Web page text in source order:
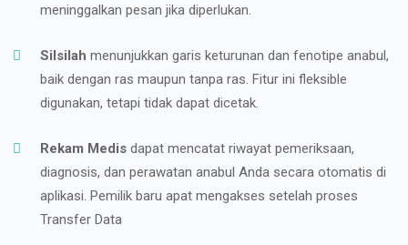
meninggalkan pesan jika diperlukan.
Silsilah menunjukkan garis keturunan dan fenotipe anabul,
baik dengan ras maupun tanpa ras. Fitur ini fleksible
digunakan, tetapi tidak dapat dicetak.
Rekam Medis dapat mencatat riwayat pemeriksaan,
diagnosis, dan perawatan anabul Anda secara otomatis di
aplikasi. Pemilik baru apat mengakses setelah proses
Transfer Data